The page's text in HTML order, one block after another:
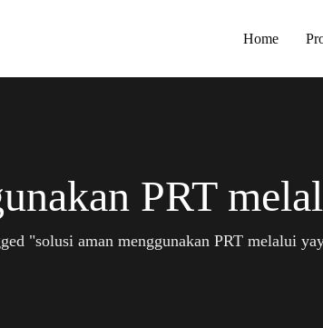
Home
PRT
"solusi aman menggunakan PRT melalui